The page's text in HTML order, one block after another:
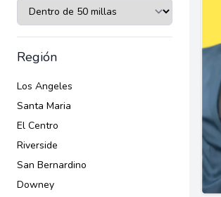
Región
Los Angeles
Santa Maria
El Centro
Riverside
San Bernardino
Downey